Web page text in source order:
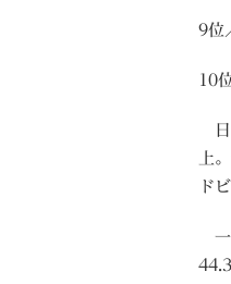
9位
10
日
上
ド
一